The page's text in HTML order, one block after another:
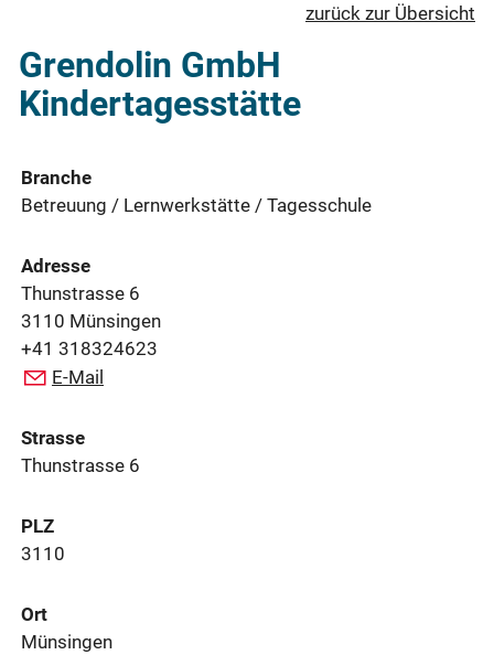
zurück zur Übersicht
Grendolin GmbH
Kindertagesstätte
Branche
Betreuung / Lernwerkstätte / Tagesschule
Adresse
Thunstrasse 6
3110 Münsingen
+41 318324623
E-Mail
Strasse
Thunstrasse 6
PLZ
3110
Ort
Münsingen